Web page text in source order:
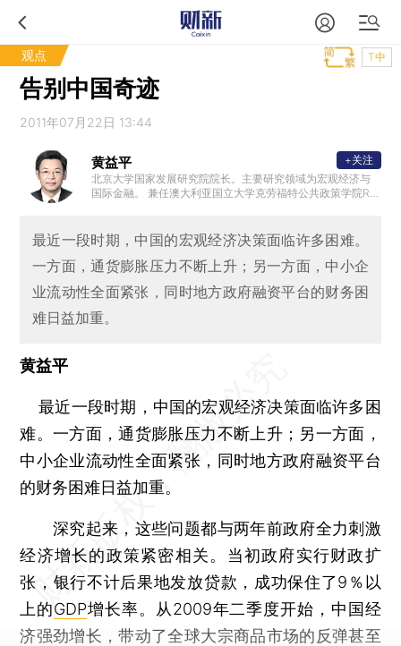
观点 T中
告别中国奇迹
2011年07月22日 13:44
黄益平
北京大学国家发展研究院院长。主要研究领域为宏观经济与
国际金融。 兼任澳大利亚国立大学克劳福特公共政策学院Rio
亚大学商学院General Mills经济与金融国际访问教授、澳大
利亚国立大学中国经济项目主任、花旗集团董事总经理/亚太
区首席经济学家、Serica投资基金董事、财新传媒首席经济
获得澳大利亚国立大学经济学博士和中国人民大学经济学硕
士。
+关注
最近一段时期，中国的宏观经济决策面临许多困难。
一方面，通货膨胀压力不断上升；另一方面，中小企
业流动性全面紧张，同时地方政府融资平台的财务困
难日益加重。
黄益平
最近一段时期，中国的宏观经济决策面临许多困
难。一方面，通货膨胀压力不断上升；另一方面，
中小企业流动性全面紧张，同时地方政府融资平台
的财务困难日益加重。
深究起来，这些问题都与两年前政府全力刺激
经济增长的政策紧密相关。当初政府实行财政扩
张，银行不计后果地发放贷款，成功保住了9％以
上的GDP增长率。从2009年二季度开始，中国经
济强劲增长，带动了全球大宗商品市场的反弹甚至